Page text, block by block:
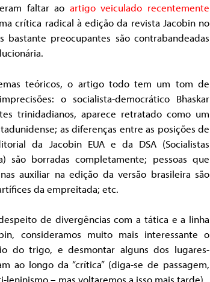
faltar ao artigo veiculado recentemente
crítica radical à edição da revista Jacobin no
bastante preocupantes são contrabandeadas
teóricos, o artigo todo tem um tom de
o socialista-democrático Bhaskar
trinidadianos, aparece retratado como um
as diferenças entre as posições de
da Jacobin EUA e da DSA (Socialistas
são borradas completamente; pessoas que
auxiliar na edição da versão brasileira são
da empreitada; etc.
de divergências com a tática e a linha
consideramos muito mais interessante o
do trigo, e desmontar alguns dos lugares-
ao longo da “crítica” (diga-se de passagem,